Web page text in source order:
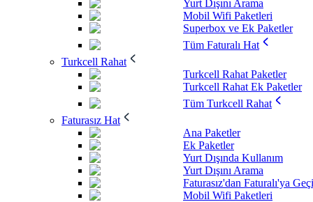
Yurt Dışını Arama
Mobil Wifi Paketleri
Superbox ve Ek Paketler
Tüm Faturalı Hat
Turkcell Rahat
Turkcell Rahat Paketler
Turkcell Rahat Ek Paketler
Tüm Turkcell Rahat
Faturasız Hat
Ana Paketler
Ek Paketler
Yurt Dışında Kullanım
Yurt Dışını Arama
Faturasız'dan Faturalı'ya
Mobil Wifi Paketleri